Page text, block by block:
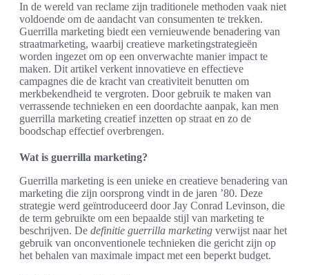
In de wereld van reclame zijn traditionele methoden vaak niet
voldoende om de aandacht van consumenten te trekken.
Guerrilla marketing biedt een vernieuwende benadering van
straatmarketing, waarbij creatieve marketingstrategieën
worden ingezet om op een onverwachte manier impact te
maken. Dit artikel verkent innovatieve en effectieve
campagnes die de kracht van creativiteit benutten om
merkbekendheid te vergroten. Door gebruik te maken van
verrassende technieken en een doordachte aanpak, kan men
guerrilla marketing creatief inzetten op straat en zo de
boodschap effectief overbrengen.
Wat is guerrilla marketing?
Guerrilla marketing is een unieke en creatieve benadering van
marketing die zijn oorsprong vindt in de jaren ’80. Deze
strategie werd geïntroduceerd door Jay Conrad Levinson, die
de term gebruikte om een bepaalde stijl van marketing te
beschrijven. De definitie guerrilla marketing verwijst naar het
gebruik van onconventionele technieken die gericht zijn op
het behalen van maximale impact met een beperkt budget.